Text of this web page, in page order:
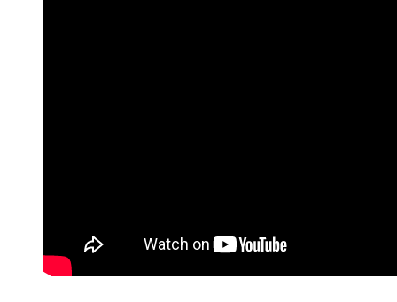
Widerspruch Markenanmeldung
IT, Software & EDV